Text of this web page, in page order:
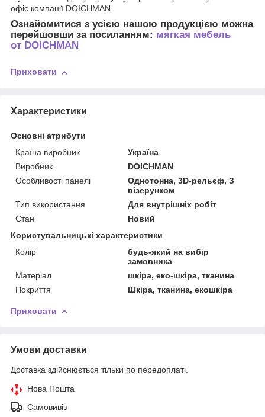
офіс компанії DOICHMAN.
Ознайомитися з усією нашою продукцією можна
перейшовши за посиланням: мягкая мебель
от DOICHMAN
Приховати
Характеристики
Основні атрибути
Країна виробник
Україна
Виробник
DOICHMAN
Особливості панелі
Однотонна, 3D-рельєф, З
візерунком
Тип використання
Для внутрішніх робіт
Стан
Новий
Користувальницькі характеристики
Колір
будь-який на вибір
замовника
Матеріал
шкіра, еко-шкіра, тканина
Покриття
Шкіра, тканина, екошкіра
Приховати
Умови доставки
Доставка здійснюється тільки по передоплаті.
Нова Пошта
Самовивіз